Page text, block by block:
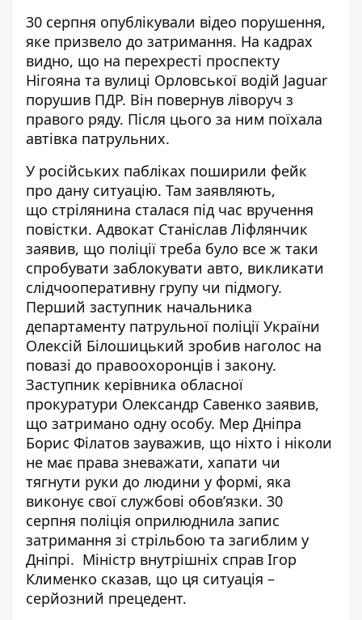
30 серпня опублікували відео порушення,
яке призвело до затримання. На кадрах
видно, що на перехресті проспекту
Нігояна та вулиці Орловської водій Jaguar
порушив ПДР. Він повернув ліворуч з
правого ряду. Після цього за ним поїхала
автівка патрульних.
У російських пабліках поширили фейк
про дану ситуацію. Там заявляють,
що стрілянина сталася під час вручення
повістки. Адвокат Станіслав Ліфлянчик
заявив, що поліції треба було все ж таки
спробувати заблокувати авто, викликати
слідчооперативну групу чи підмогу.
Перший заступник начальника
департаменту патрульної поліції України
Олексій Білошицький зробив наголос на
повазі до правоохоронців і закону.
Заступник керівника обласної
прокуратури Олександр Савенко заявив,
що затримано одну особу. Мер Дніпра
Борис Філатов зауважив, що ніхто і ніколи
не має права зневажати, хапати чи
тягнути руки до людини у формі, яка
виконує свої службові обов’язки. 30
серпня поліція оприлюднила запис
затримання зі стрільбою та загиблим у
Дніпрі. Міністр внутрішніх справ Ігор
Клименко сказав, що ця ситуація –
серйозний прецедент.